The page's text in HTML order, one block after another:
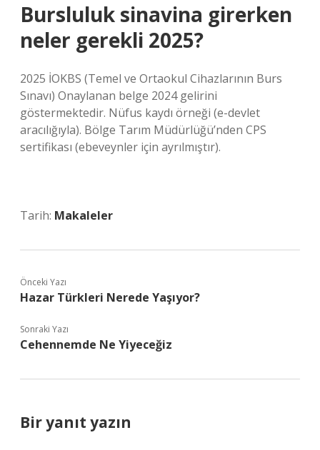
Bursluluk sinavina girerken
neler gerekli 2025?
2025 İOKBS (Temel ve Ortaokul Cihazlarının Burs
Sınavı) Onaylanan belge 2024 gelirini
göstermektedir. Nüfus kaydı örneği (e-devlet
aracılığıyla). Bölge Tarım Müdürlüğü’nden CPS
sertifikası (ebeveynler için ayrılmıştır).
Tarih: Makaleler
Önceki Yazı
Hazar Türkleri Nerede Yaşıyor?
Sonraki Yazı
Cehennemde Ne Yiyeceğiz
Bir yanıt yazın